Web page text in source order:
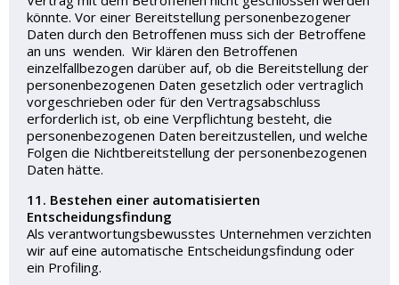
könnte. Vor einer Bereitstellung personenbezogener
Daten durch den Betroffenen muss sich der Betroffene
an uns wenden. Wir klären den Betroffenen
einzelfallbezogen darüber auf, ob die Bereitstellung der
personenbezogenen Daten gesetzlich oder vertraglich
vorgeschrieben oder für den Vertragsabschluss
erforderlich ist, ob eine Verpflichtung besteht, die
personenbezogenen Daten bereitzustellen, und welche
Folgen die Nichtbereitstellung der personenbezogenen
Daten hätte.
11. Bestehen einer automatisierten
Entscheidungsfindung
Als verantwortungsbewusstes Unternehmen verzichten
wir auf eine automatische Entscheidungsfindung oder
ein Profiling.